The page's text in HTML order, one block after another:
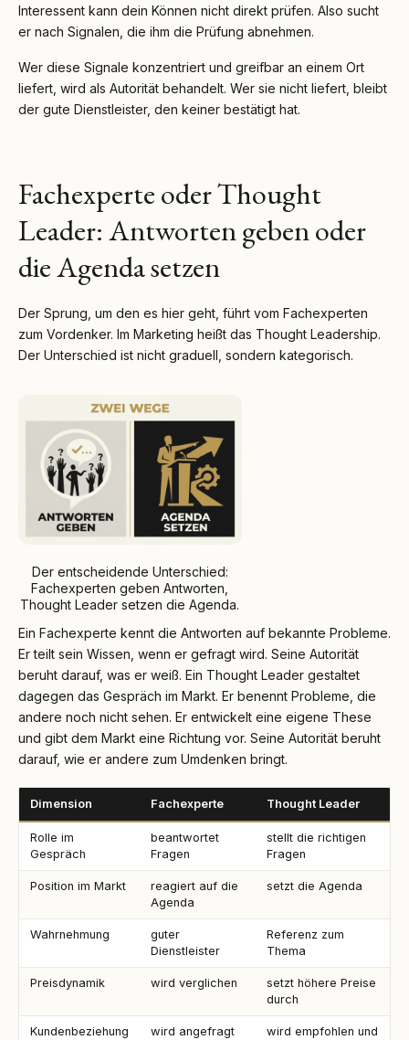
Interessent kann dein Können nicht direkt prüfen. Also sucht
er nach Signalen, die ihm die Prüfung abnehmen.
Wer diese Signale konzentriert und greifbar an einem Ort
liefert, wird als Autorität behandelt. Wer sie nicht liefert, bleibt
der gute Dienstleister, den keiner bestätigt hat.
Fachexperte oder Thought
Leader: Antworten geben oder
die Agenda setzen
Der Sprung, um den es hier geht, führt vom Fachexperten
zum Vordenker. Im Marketing heißt das Thought Leadership.
Der Unterschied ist nicht graduell, sondern kategorisch.
Der entscheidende Unterschied:
Fachexperten geben Antworten,
Thought Leader setzen die Agenda.
Ein Fachexperte kennt die Antworten auf bekannte Probleme.
Er teilt sein Wissen, wenn er gefragt wird. Seine Autorität
beruht darauf, was er weiß. Ein Thought Leader gestaltet
dagegen das Gespräch im Markt. Er benennt Probleme, die
andere noch nicht sehen. Er entwickelt eine eigene These
und gibt dem Markt eine Richtung vor. Seine Autorität beruht
darauf, wie er andere zum Umdenken bringt.
Dimension Fachexperte Thought Leader
Rolle im
Gespräch
beantwortet
Fragen
stellt die richtigen
Fragen
Position im Markt
reagiert auf die
Agenda
setzt die Agenda
Wahrnehmung
guter
Dienstleister
Referenz zum
Thema
Preisdynamik wird verglichen
setzt höhere Preise
durch
Kundenbeziehung wird angefragt wird empfohlen und